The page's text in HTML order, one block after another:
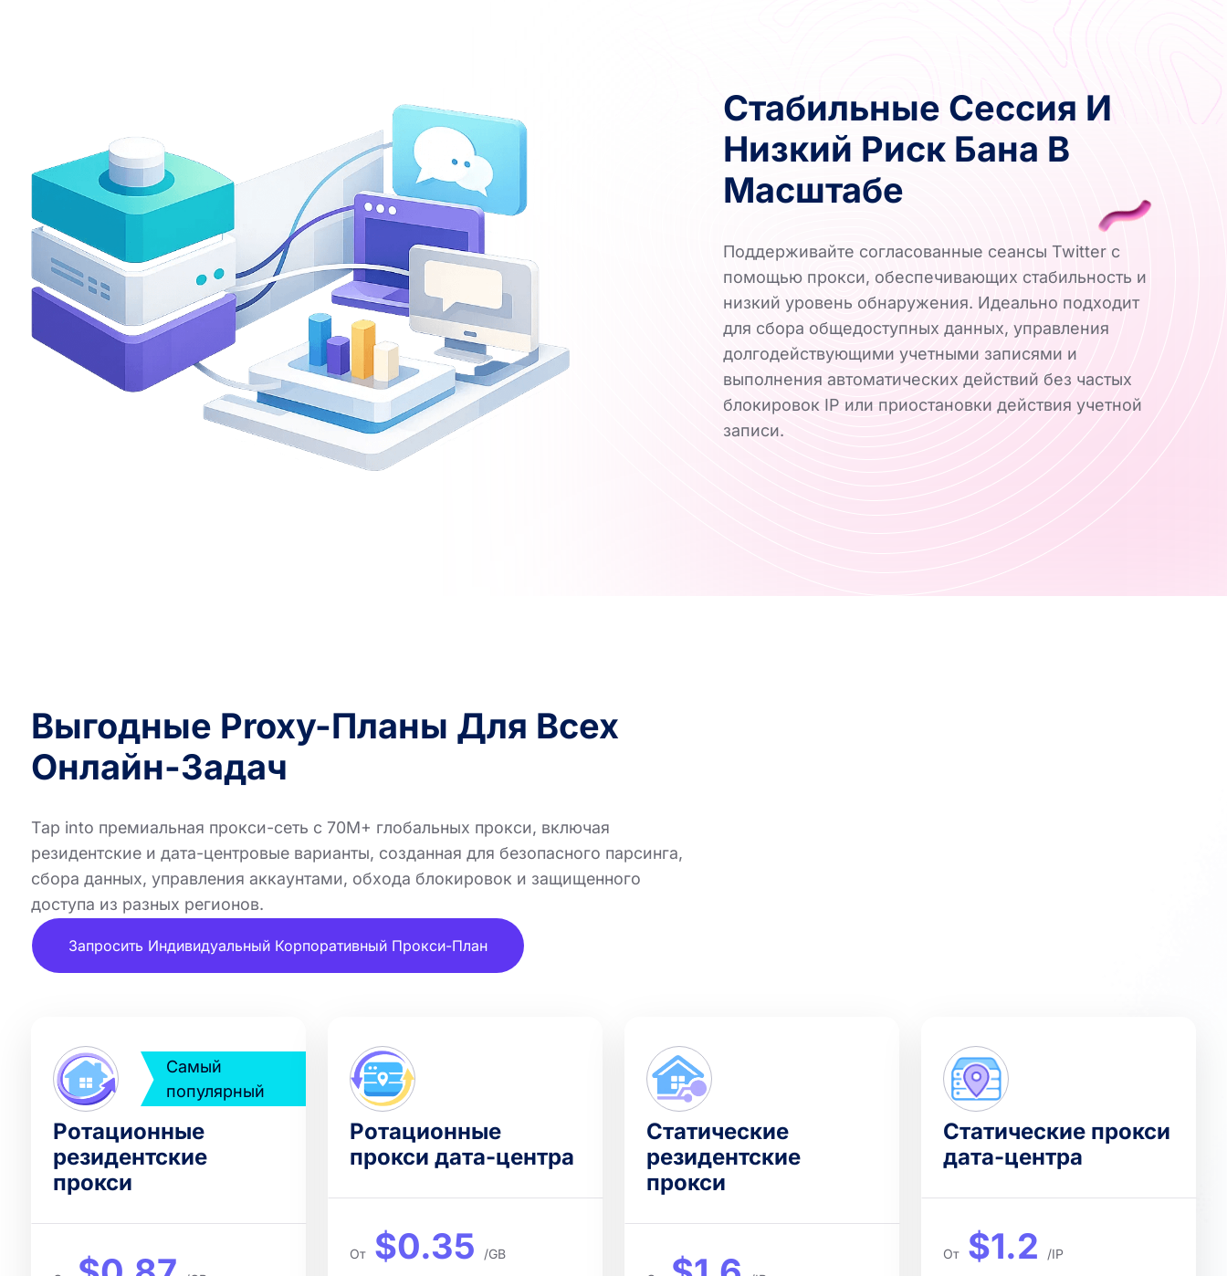
Стабильные Сессия И
Низкий Риск Бана В
Масштабе
Поддерживайте согласованные сеансы Twitter с
помощью прокси, обеспечивающих стабильность и
низкий уровень обнаружения. Идеально подходит
для сбора общедоступных данных, управления
долгодействующими учетными записями и
выполнения автоматических действий без частых
блокировок IP или приостановки действия учетной
записи.
Выгодные Proxy-Планы Для Всех
Онлайн-Задач
Tap into премиальная прокси-сеть с 70M+ глобальных прокси, включая
резидентские и дата-центровые варианты, созданная для безопасного парсинга,
сбора данных, управления аккаунтами, обхода блокировок и защищенного
доступа из разных регионов.
Запросить Индивидуальный Корпоративный Прокси-План
Самый
популярный
Ротационные
резидентские
прокси
Ротационные
прокси дата-центра
От $0.35 /GB
Статические
резидентские
прокси
Статические прокси
дата-центра
От $1.2 /IP